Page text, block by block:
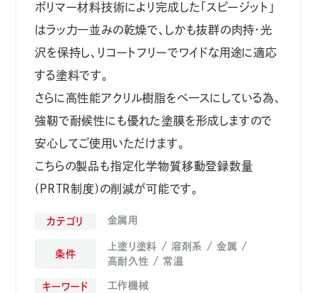
ポリマー材料技術によリ完成した「スピージット」
はラッ力一並みの乾燥で、しかも抜群の肉持・光
沢を保持し、リコートフリーでワイドな用途に適応
する塗料です。
さらに高性能アクリル樹脂をべ一スにしている為、
強靭で耐候性にも優れた塗膜を形成しますので
安心してご使用いただけます。
こちらの製品も指定化学物質移動登録数量
(PRTR制度)の削減が可能です。
カテゴリ 金属用
条件
上塗り塗料 溶剤系
金属
高耐久性
常温
キーワード 工作機械